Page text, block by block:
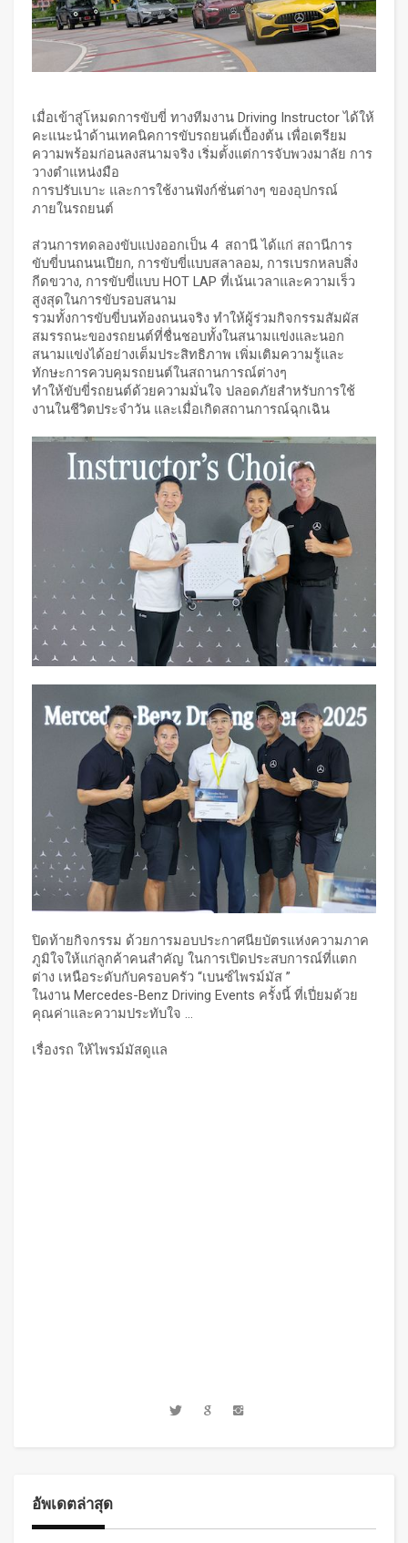
เมื่อเข้าสู่โหมดการขับขี่ ทางทีมงาน Driving Instructor ได้ให้
คะแนะนำด้านเทคนิคการขับรถยนต์เบื้องต้น เพื่อเตรียม
ความพร้อมก่อนลงสนามจริง เริ่มตั้งแต่การจับพวงมาลัย การ
วางตำแหน่งมือ
การปรับเบาะ และการใช้งานฟังก์ชั่นต่างๆ ของอุปกรณ์
ภายในรถยนต์
ส่วนการทดลองขับแบ่งออกเป็น 4 สถานี ได้แก่ สถานีการ
ขับขี่บนถนนเปียก, การขับขี่แบบสลาลอม, การเบรกหลบสิ่ง
กีดขวาง, การขับขี่แบบ HOT LAP ที่เน้นเวลาและความเร็ว
สูงสุดในการขับรอบสนาม
รวมทั้งการขับขี่บนท้องถนนจริง ทำให้ผู้ร่วมกิจกรรมสัมผัส
สมรรถนะของรถยนต์ที่ชื่นชอบทั้งในสนามแข่งและนอก
สนามแข่งได้อย่างเต็มประสิทธิภาพ เพิ่มเติมความรู้และ
ทักษะการควบคุมรถยนต์ในสถานการณ์ต่างๆ
ทำให้ขับขี่รถยนต์ด้วยความมั่นใจ ปลอดภัยสำหรับการใช้
งานในชีวิตประจำวัน และเมื่อเกิดสถานการณ์ฉุกเฉิน
ปิดท้ายกิจกรรม ด้วยการมอบประกาศนียบัตรแห่งความภาค
ภูมิใจให้แก่ลูกค้าคนสำคัญ ในการเปิดประสบการณ์ที่แตก
ต่าง เหนือระดับกับครอบครัว “เบนซ์ไพรม์มัส ”
ในงาน Mercedes-Benz Driving Events ครั้งนี้ ที่เปี่ยมด้วย
คุณค่าและความประทับใจ ...
เรื่องรถ ให้ไพรม์มัสดูแล
อัพเดตล่าสุด